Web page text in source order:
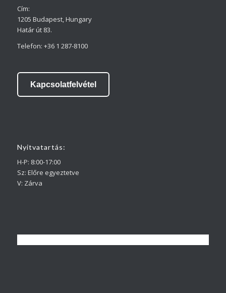
Cím:
1205 Budapest, Hungary
Határ út 83.
Telefon: +36 1 287-8100
Kapcsolatfelvétel
Nyitvatartás:
H-P: 8:00-17:00
Sz: Előre egyeztetve
V: Zárva